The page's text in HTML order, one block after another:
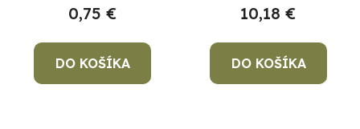
0,75 €
DO KOŠÍKA
10,18 €
DO KOŠÍKA